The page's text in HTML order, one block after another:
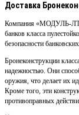
Доставка
Компания «МОДУЛЬ-
банков класса
безопасности
Бронеконструкции
надежностью. Они
оружия, что делает их
Кроме того, эти
противоправных